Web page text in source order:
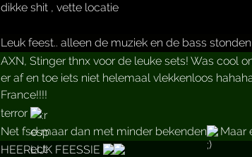
dikke shit , vette locatie
Leuk feest.. alleen de muziek en de bass
AXN, Stinger thnx voor de leuke sets! Was cool
er af en toe iets niet helemaal vlekkenloos
France!!!!
terror
Net fsd maar dan met minder bekenden Maar
HEERLIJK FEESSIE